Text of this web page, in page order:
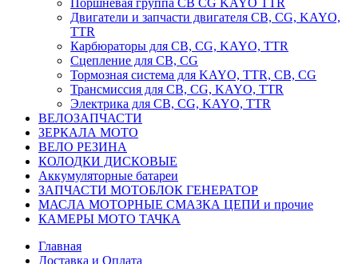
Двигатели и запчасти двигателя CB, CG, KAYO,
TTR
Карбюраторы для CB, CG, KAYO, TTR
Сцепление для CB, CG
Тормозная система для KAYO, TTR, CB, CG
Трансмиссия для CB, CG, KAYO, TTR
Электрика для CB, CG, KAYO, TTR
ВЕЛОЗАПЧАСТИ
ЗЕРКАЛА МОТО
ВЕЛО РЕЗИНА
КОЛОДКИ ДИСКОВЫЕ
Аккумуляторные батареи
ЗАПЧАСТИ МОТОБЛОК ГЕНЕРАТОР
МАСЛА МОТОРНЫЕ СМАЗКА ЦЕПИ и прочие
КАМЕРЫ МОТО ТАЧКА
Главная
Доставка и Оплата